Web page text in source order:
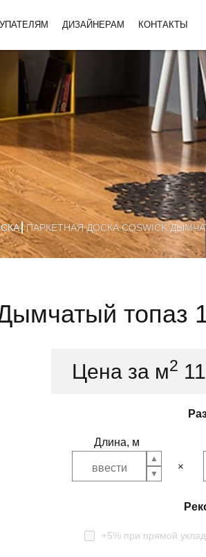
ДИЗАЙНЕРАМ КОНТАКТЫ
ПАРКЕТНАЯ ДОСКА COSWICK
топаз
Цена за м2
Длина, м
+5% при прямой